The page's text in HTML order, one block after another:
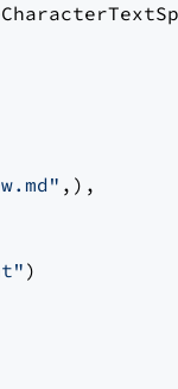
,),
)